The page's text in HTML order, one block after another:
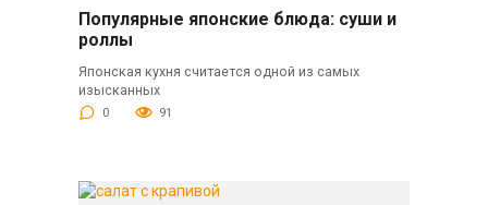
Популярные японские блюда: суши и
роллы
Японская кухня считается одной из самых
изысканных
0 91